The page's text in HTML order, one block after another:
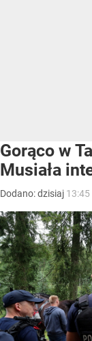
Gorąco w
Musiała
Dodano:dzisiaj 13:45